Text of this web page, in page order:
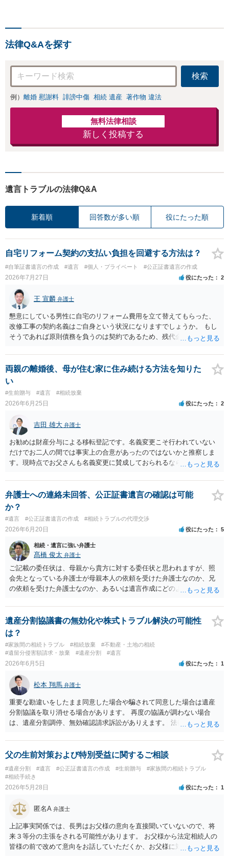
は損をしてしまうかもしれ
法律Q&Aを探す
検索
例） 離婚 慰謝料 誹謗中傷 相続 遺産 著作物 違法
無料法律相談
新しく投稿する
遺言トラブルの法律Q&A
新着順 回答数が多い順 役にたった順
自宅リフォーム契約の支払い負担を回避する方法は？
#自筆証書遺言の作成 #遺言 #個人・プライベート #公正証書遺言の作成
2026年7月27日 役にたった 2
王 宣麟 弁護士
懇意にしている男性に自宅のリフォーム費用を立て替えてもらった、
改修工事の契約名義はご自身という状況になりますでしょうか。 もし
そうであれば原則債務を負うのは契約であるため、残代金を捻出して
ます。 入籍した場合でも、原則契約者が単独で全ての債務を負うこと
には変わりがありません。 なかなか対応に難しい案件であり、公開の
場でアドバイスを行うのも限界があるように思われますので、資料等
両親の離婚後、母が住む家に住み続ける方法を知りた
い
#生前贈与 #遺言 #相続放棄
2026年6月25日 役にたった 2
吉田 雄大 弁護士
お勧めは財産分与による移転登記です。名義変更こそ行われていない
だけでお二人の間では事実上の合意があったのではないかと推察しま
す。現時点でお父さんも名義変更に賛成しておられるなら尚更です。
すぐれた方法と思います。
弁護士への連絡未回答、公正証書遺言の確認は可能
か？
#遺言 #公正証書遺言の作成 #相続トラブルの代理交渉
2026年6月20日 役にたった 5
相続・遺言に強い弁護士
髙橋 俊太 弁護士
ご記載の委任状は、母親から貴方に対する委任状と思われますが、照
会先となっている弁護士が母親本人の依頼を受けた弁護士なのか、兄
の依頼を受けた弁護士なのか、あるいは遺言作成にどのような立場で
と思われます。 仮に、その弁護士が母親本人から依頼を受けているの
であれば、母親本人に対する報告義務が問題となります。母親が貴方
に一任する旨を明確に伝えており、委任状の内容にも、弁護士との連
絡、進捗確認、公正証書遺言の作成有無や控えの確認等が含まれてい
るのであれば、貴方から進捗状況等の説明を求める余地はあります。
他方で、その弁護士が兄の依頼を受けた弁護士である場合には、兄の
況を報告する義務があるとは限りません。また、親族間で利害対立が
ある可能性がある場合、守秘義務や本人意思確認の観点から、委任状
があるとしても直ちに内容を開示しないこともあり得ます。 公正証書
遺言が作成済みである場合でも、生前にその存在や内容を誰に開示す
るかは、基本的には遺言者本人の意思による問題です。まずは、母親
無・内容について説明してよい」旨を明確に伝えてもらい、委任状の
写しを添付して、期限を区切って書面で回答を求めることが考えられ
ます。それでも回答がない場合には、母親本人の意思能力や真意、兄
による不当な関与の有無も含めて、別の弁護士に資料（遺言書案、委
任状、母親の発言内容、弁護士との連絡履歴、兄とのやり取り等）を
示して相談した方がよいように思います。
遺産分割協議書の無効化や株式トラブル解決の可能性
は？
#家族間の相続トラブル #相続放棄
#不動産・土地の相続
#遺留分侵害額請求・放棄
#遺産分割 #遺言
2026年6月5日 役にたった 1
松本 翔馬 弁護士
重要な勘違いをしたまま同意した場合や騙されて同意した場合は遺産
分割協議を取り消せる場合があります。 再度の協議が調わない場合
は、遺産分割調停、無効確認請求訴訟がありえます。 法律事務所で個
父の生前対策および特別受益に関するご相談
#遺産分割 #遺言 #公正証書遺言の作成 #生前贈与
#家族間の相続トラブル
#相続手続き
2026年5月28日 役にたった 1
匿名A 弁護士
上記事実関係では、長男はお父様の意向を直接聞いていないので、将
来３等分の主張をされる可能性があります。 お父様から法定相続人の
皆様の前で改めて意向をお話していただくか、お父様に対し遺言を残